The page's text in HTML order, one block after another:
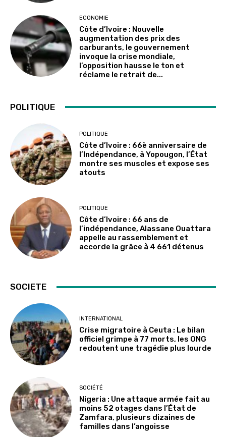
ECONOMIE
Côte d’Ivoire : Nouvelle
augmentation des prix des
carburants, le gouvernement
invoque la crise mondiale,
l’opposition hausse le ton et
réclame le retrait de...
POLITIQUE
POLITIQUE
Côte d’Ivoire : 66è anniversaire de
l’Indépendance, à Yopougon, l’État
montre ses muscles et expose ses
atouts
POLITIQUE
Côte d’Ivoire : 66 ans de
l’indépendance, Alassane Ouattara
appelle au rassemblement et
accorde la grâce à 4 661 détenus
SOCIETE
INTERNATIONAL
Crise migratoire à Ceuta : Le bilan
officiel grimpe à 77 morts, les ONG
redoutent une tragédie plus lourde
SOCIÉTÉ
Nigeria : Une attaque armée fait au
moins 52 otages dans l’État de
Zamfara, plusieurs dizaines de
familles dans l’angoisse